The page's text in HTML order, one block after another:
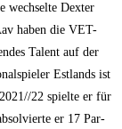
wech­sel­te Dex­ter
haben die VET-
Talent auf der
Est­lands ist
​/​22 spiel­te er für
er 17 Par­